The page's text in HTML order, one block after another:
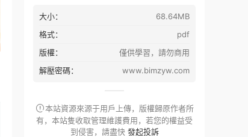
大小：
68.64MB
格式：
pdf
版權：
僅供學習，請勿商用
解壓密碼：
www.bimzyw.com
本站資源來源于用戶上傳，版權歸原作者所
有，本站隻收取管理維護費用，若您的權益受
到侵害，請盡快 發起投訴